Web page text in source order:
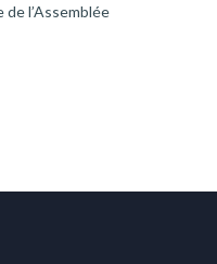
l’Assemblée